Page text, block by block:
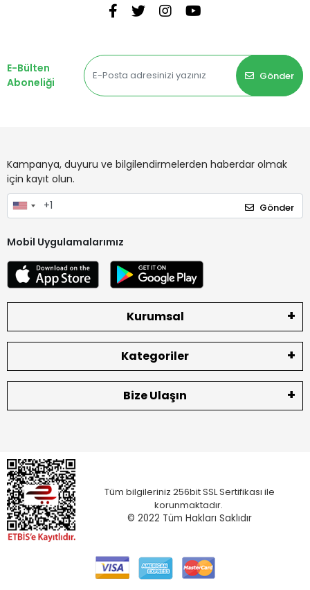
E-Bülten
Aboneliği
Gönder
Kampanya, duyuru ve bilgilendirmelerden haberdar olmak
için kayıt olun.
Gönder
Mobil Uygulamalarımız
Kurumsal
Kategoriler
Bize Ulaşın
Tüm bilgileriniz 256bit SSL Sertifikası ile
korunmaktadır.
© 2022 Tüm Hakları Saklıdır